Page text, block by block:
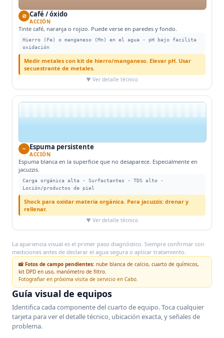
⊘ Café / óxido
ACCIÓN
Tinte café, naranja o rojizo. Puede verse en paredes y fondo.
Hierro (Fe) o manganeso (Mn) en el agua · pH bajo facilita
oxidación
Medir metales con kit de hierro/manganeso. Elevar pH. Usar
secuestrante de metales.
▼ Ver detalle técnico
~ Espuma persistente
ACCIÓN
Espuma blanca en la superficie que no desaparece. Especialmente en
jacuzzis.
Carga orgánica alta · Surfactantes · TDS alto ·
Loción/productos de piel
Shock para oxidar materia orgánica. Para jacuzzis: drenar y
rellenar.
▼ Ver detalle técnico
La apariencia visual es el primer paso diagnóstico. Siempre confirmar con
mediciones antes de declarar el agua segura o aplicar tratamiento.
📸 Fotos de campo pendientes: nube blanca de calcio, cuarto de químicos,
kit DPD en uso, manómetro de filtro.
Fotografiar en próxima visita de servicio en Cabo.
Guía visual de equipos
Identifica cada componente del cuarto de equipo. Toca cualquier
tarjeta para ver el detalle técnico, ubicación exacta, y señales de
problema.